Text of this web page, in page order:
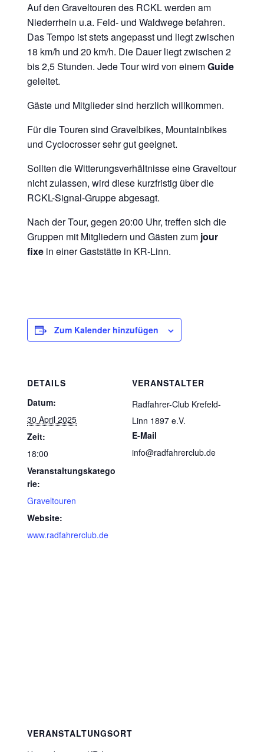
Auf den Graveltouren des RCKL werden am
Niederrhein u.a. Feld- und Waldwege befahren.
Das Tempo ist stets angepasst und liegt zwischen
18 km/h und 20 km/h. Die Dauer liegt zwischen 2
bis 2,5 Stunden. Jede Tour wird von einemGuide
geleitet.
Gäste und Mitglieder sind herzlich willkommen.
Für die Touren sind Gravelbikes, Mountainbikes
und Cyclocrosser sehr gut geeignet.
Sollten die Witterungsverhältnisse eine Graveltour
nicht zulassen, wird diese kurzfristig über die
RCKL-Signal-Gruppe abgesagt.
Nach der Tour, gegen 20:00 Uhr, treffen sich die
Gruppen mit Mitgliedern und Gästen zum jour
fixe in einer Gaststätte in KR-Linn.
Zum Kalender hinzufügen
DETAILS
Datum:
30 April 2025
Zeit:
18:00
Veranstaltungskatego
rie:
Graveltouren
Website:
www.radfahrerclub.de
VERANSTALTER
Radfahrer-Club Krefeld-
Linn 1897 e.V.
E-Mail
info@radfahrerclub.de
VERANSTALTUNGSORT